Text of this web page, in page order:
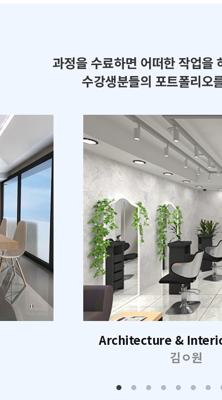
과정을 수료하면 어떠한 작업을
수강생분들의 포트폴리오
Architecture &
김ㅇ원